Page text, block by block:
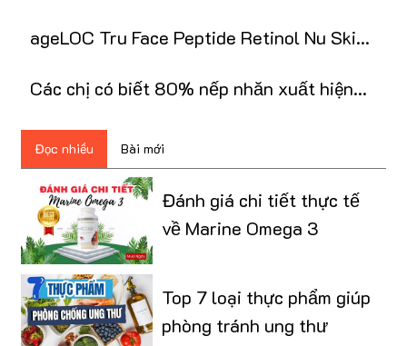
ageLOC Tru Face Peptide Retinol Nu Skin
Các chị có biết 80% nếp nhăn xuất hiện
Đọc nhiều Bài mới
Đánh giá chi tiết thực tế
về Marine Omega 3
Top 7 loại thực phẩm giúp
phòng tránh ung thư